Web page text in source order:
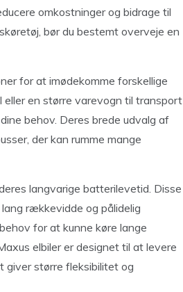
omkostninger og bidrage til
bør du bestemt overveje en
for at imødekomme forskellige
eller en større varevogn til transport
behov. Deres brede udvalg af
der kan rumme mange
langvarige batterilevetid. Disse
rækkevidde og pålidelig
for at kunne køre lange
elbiler er designet til at levere
giver større fleksibilitet og